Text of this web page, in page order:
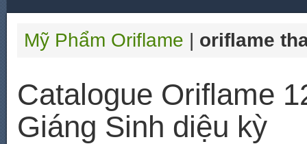
Mỹ Phẩm Oriflame | oriflame
Catalogue Oriflame
Giáng Sinh diệu kỳ